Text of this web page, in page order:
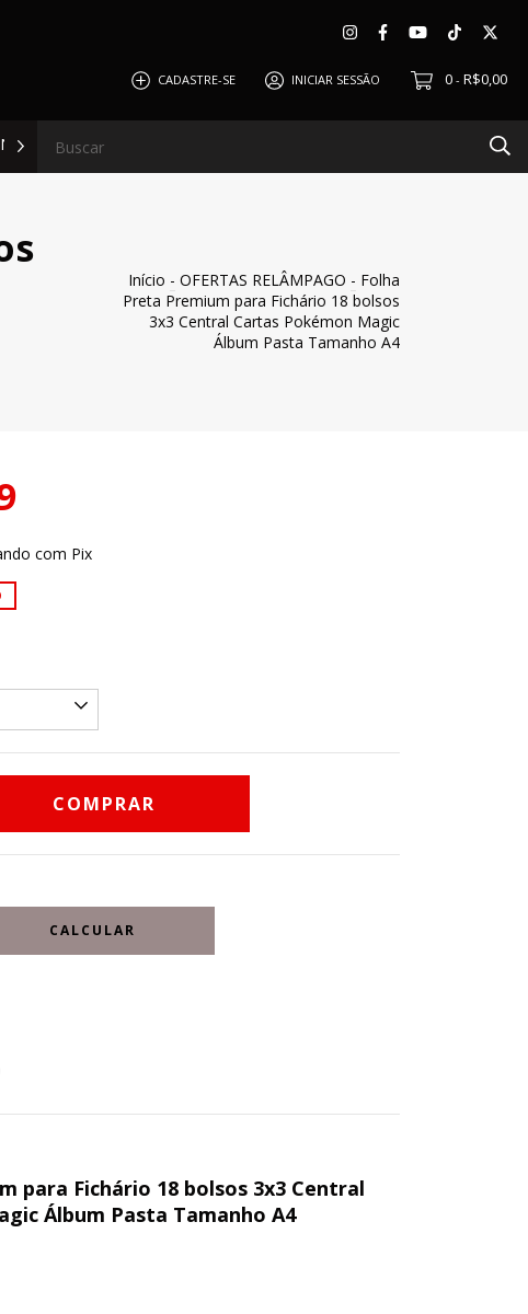
CADASTRE-SE INICIAR SESSÃO 0 - R$0,00
CLIENTES POLÍTICA
Início - OFERTAS RELÂMPAGO - Folha
Preta Premium para Fichário 18 bolsos
3x3 Central Cartas Pokémon Magic
Álbum Pasta Tamanho A4
com Pix
CALCULAR
para Fichário 18 bolsos 3x3 Central
Álbum Pasta Tamanho A4